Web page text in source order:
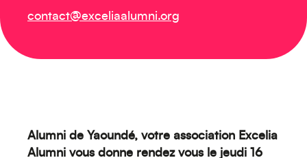
contact@exceliaalumni.org
Alumni de Yaoundé, votre association Excelia
Alumni vous donne rendez vous le jeudi 16